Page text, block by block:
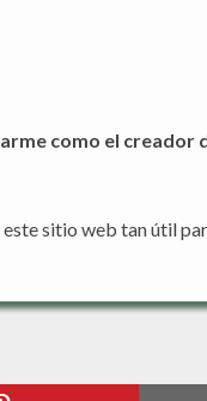
como el creador
sitio web tan útil